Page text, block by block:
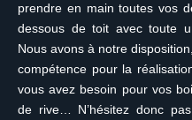
prendre en main toutes vos
dessous de toit avec toute
Nous avons à notre
compétence pour la
vous avez besoin pour vos
de rive… N’hésitez donc